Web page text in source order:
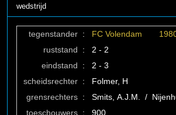
wedstrijd
tegenstander : FC Volendam
ruststand
:
2 - 2
eindstand
:
2 - 3
scheidsrechter :
Folmer, H
grensrechters :
Smits, A.J.M. /
toeschouwers :
900